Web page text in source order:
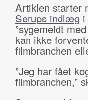
Artiklen starter
Serups indlæg i
”sygemeldt
kan ikke
filmbranchen
”Jeg har fået
filmbranchen,”